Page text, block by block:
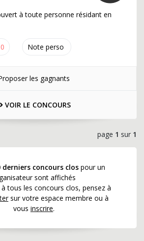
0 Note perso
à toute personne résidant en
les gagnants
VOIR LE CONCOURS
page 1 sur 1
derniers concours clospour un
sont affichés
tous les concours clos, pensez à
sur votre espace membre ou à
vous inscrire.